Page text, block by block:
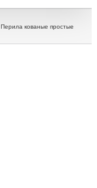
Перила кованые простые